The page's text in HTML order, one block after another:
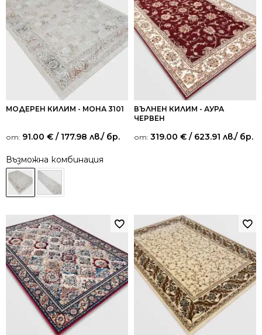
МОДЕРЕН КИЛИМ - МОНА 3101
от: 91.00 € / 177.98 лв./ бр.
Възможна комбинация
ВЪЛНЕН КИЛИМ - АУРА
ЧЕРВЕН
от: 319.00 € / 623.91 лв./ бр.